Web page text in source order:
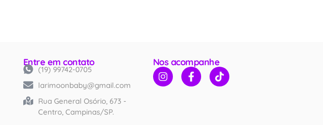
Entre em contato
(19) 99742-0705
larimoonbaby@gmail.com
Rua General Osório, 673 -
Centro, Campinas/SP.
Nos acompanhe